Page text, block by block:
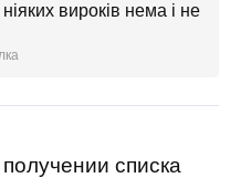
вироків нема і не
списка